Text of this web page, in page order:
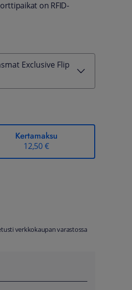
on RFID-
Exclusive Flip
Kertamaksu
12,50 €
verkkokaupan varastossa